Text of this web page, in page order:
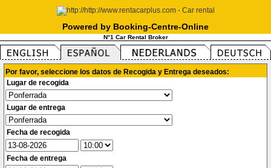
Powered by Booking-Centre-Online
N°1 Car Rental Broker
Por favor, seleccione los datos de Recogida y Entrega deseados:
Lugar de recogida
Lugar de entrega
Fecha de recogida
Fecha de entrega